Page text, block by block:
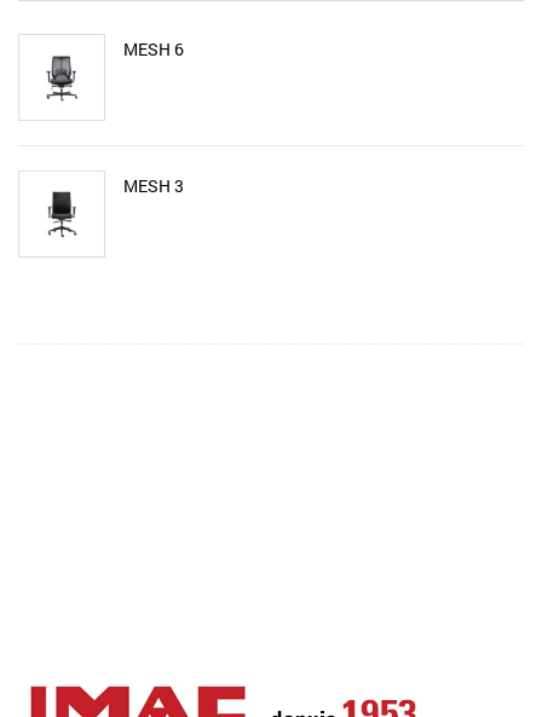
MESH 6
MESH 3